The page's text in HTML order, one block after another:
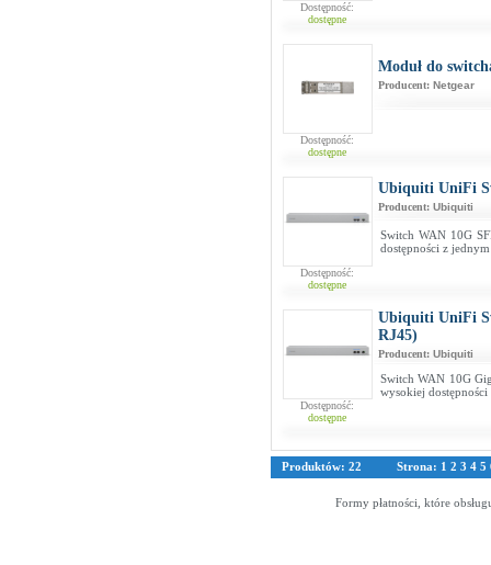
Dostępność:
dostępne
Dostępność:
dostępne
Moduł do
Producent: Netgear
Dostępność:
dostępne
Ubiquiti UniFi
Producent: Ubiquiti
Switch WAN 10G
dostępności z
Dostępność:
dostępne
Ubiquiti UniFi
RJ45)
Producent: Ubiquiti
Switch WAN 10G
wysokiej dostępności
Produktów: 22 Strona: 1 2 3 4 5
Formy płatności, które